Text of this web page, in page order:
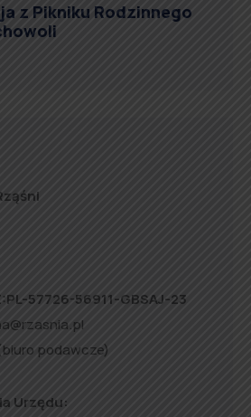
z Pikniku Rodzinnego
57726-56911-GBSAJ-23
podawcze)
Urzędu: